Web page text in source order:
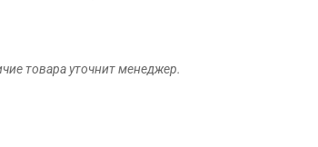
товара уточнит менеджер.